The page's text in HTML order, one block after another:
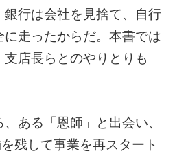
銀行は会社を見捨て、自行
走ったからだ。本書では
店長らとのやりとりも
ある「恩師」と出会い、
残して事業を再スタート